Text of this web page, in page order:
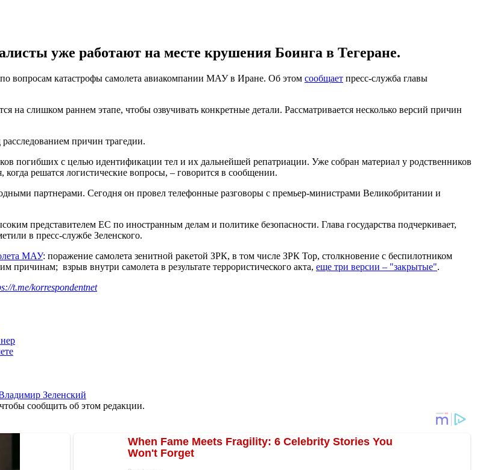
уже работают на месте крушения Боинга в Тегеране.
вопросам катастрофы самолета авиакомпании МАУ в Иране. Об этом сообщает пресс-служба главы
на слишком раннем этапе, чтобы озвучивать конкретные детали. Рассматривается несколько версий причин
расследованием причин трагедии.
погибших с целью идентификации тел и их дальнейшей репатриации. Уже собран материал у родственников
решатся логистические вопросы, – говорится в сообщении.
партнерами. Сегодня он провел телефонные разговоры с премьер-министрами Великобритании и
представителем ЕС по иностранным делам и политике безопасности. Глава государства подчеркивает,
в пресс-службе Зеленского.
МАУ: поражение самолета зенитной ракетой ЗРК, в том числе ЗРК Тор, столкновение с беспилотником
взрыв внутри самолета в результате террористического акта, еще три версии – "закрытые".
t.me/korrespondentnet
Зеленский
сообщить об этом редакции.